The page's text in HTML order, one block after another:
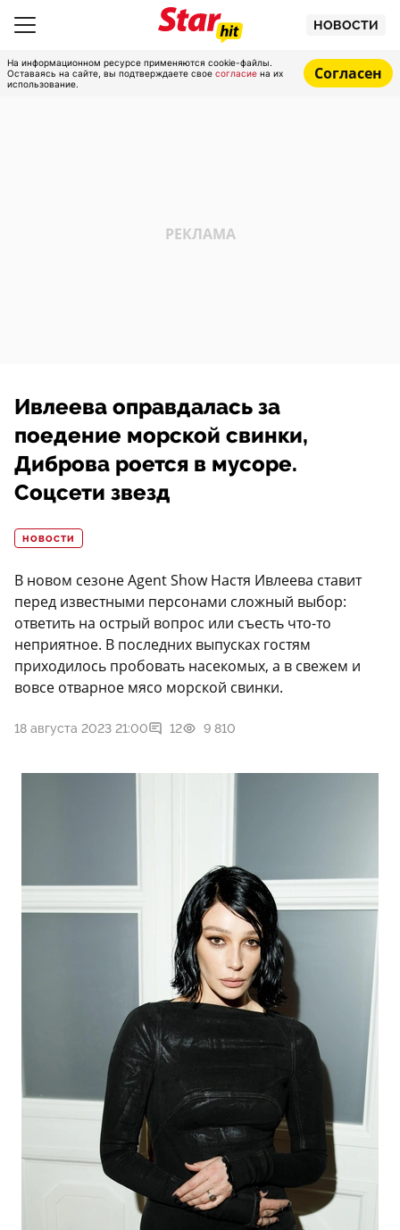
НОВОСТИ
На информационном ресурсе применяются cookie-файлы.
Оставаясь на сайте, вы подтверждаете свое согласие на их
использование.
Согласен
Ивлеева оправдалась за
поедение морской свинки,
Диброва роется в мусоре.
Соцсети звезд
НОВОСТИ
В новом сезоне Agent Show Настя Ивлеева ставит
перед известными персонами сложный выбор:
ответить на острый вопрос или съесть что-то
неприятное. В последних выпусках гостям
приходилось пробовать насекомых, а в свежем и
вовсе отварное мясо морской свинки.
18 августа 2023 21:00 12 9 810